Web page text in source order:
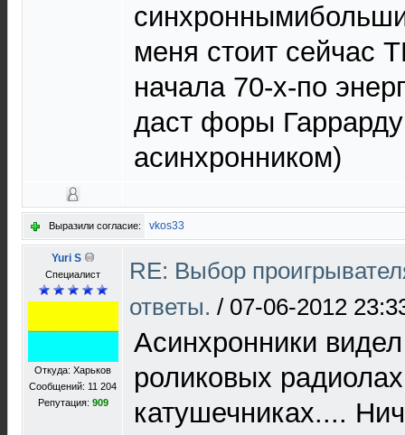
меня стоит сейчас
начала 70-х-по
даст форы
асинхронником)
Выразили согласие: vkos33
Yuri S
Специалист
Откуда: Харьков
Сообщений: 11 204
Репутация: 909
RE: Выбор
ответы. / 07-06-2012
Асинхронники
роликовых
катушечниках....